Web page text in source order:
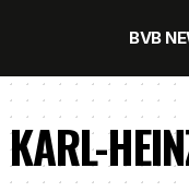
BVB
KARL-